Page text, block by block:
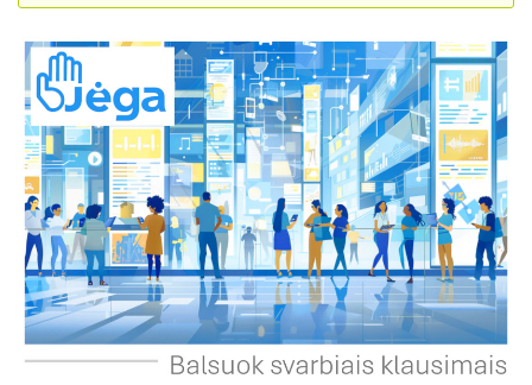
suteikdamas daugiau susisiekimo galimybių tiek
dviratininkams. Gyventojai ragina atlikti techninę,
ekonominę ir transporto analizę, organizuoti viešas
konsultacijas ir integruoti projektą į ilgalaikius miesto
planus, siekiant užtikrinti transporto sistemos patikimumą
ir prisitaikymą prie sparčiai augančio miesto poreikių.